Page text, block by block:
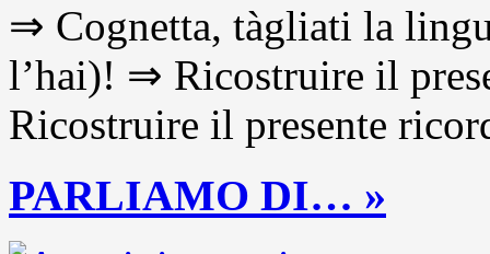
⇒ Cognetta, tàgliati la
l’hai)! ⇒ Ricostruire il
Ricostruire il presente
PARLIAMO DI… »